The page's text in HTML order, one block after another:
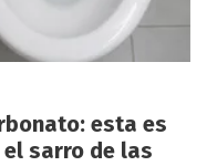
esta es
el sarro de las